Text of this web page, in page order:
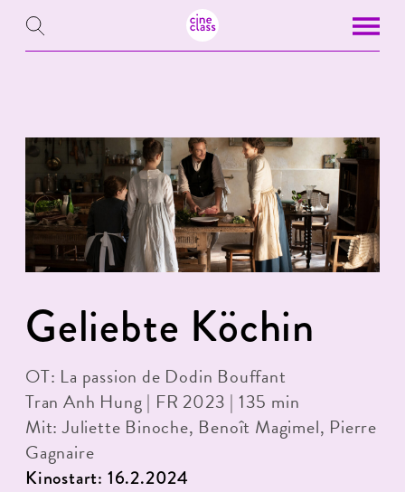
Geliebte Köchin
OT: La passion de Dodin Bouffant
Tran Anh Hung | FR 2023 | 135 min
Mit: Juliette Binoche, Benoît Magimel, Pierre
Gagnaire
Kinostart: 16.2.2024